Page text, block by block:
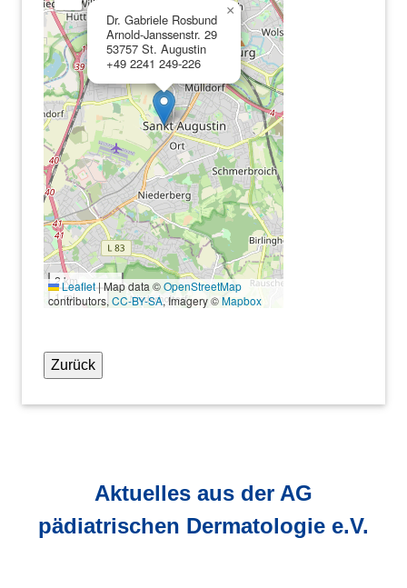
Dr. Gabriele Rosbund
Arnold-Janssenstr. 29
53757 St. Augustin
+49 2241 249-226
×
2 km
1 mi
Leaflet|Map data ©OpenStreetMap
contributors, CC-BY-SA, Imagery ©Mapbox
Zurück
Aktuelles aus der AG
pädiatrischen Dermatologie e.V.